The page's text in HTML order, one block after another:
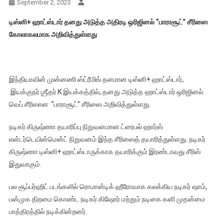
September 2, 2023
டிஸ்னி+ ஹாட்ஸ்டார் தனது அடுத்த அதிரடி ஒரிஜினல் “பாராசூட்” சீரிஸை
கோலாகலமாக அறிவித்துள்ளது
இந்தியாவின் முன்னணி ஸ்ட்ரீமிங் தளமான டிஸ்னி+ ஹாட்ஸ்டார்,
இயக்குநர் ஶ்ரீதர்.K இயக்கத்தில், தனது அடுத்த ஹாட்ஸ்டார் ஒரிஜினல்
வெப் சீரிஸான “பாராசூட்” சீரிஸை அறிவித்துள்ளது.
நடிகர் கிருஷ்ணா தயாரிப்பு நிறுவனமான ட்ரைபல் ஹார்ஸ்
என்டர்டெயின்மென்ட் நிறுவனம் இந்த சீரிஸைத் தயாரித்துள்ளது. நடிகர்
கிருஷ்ணா டிஸ்னி+ ஹாட்ஸ்டாருக்காக தயாரிக்கும் இரண்டாவது சீரிஸ்
இதுவாகும்.
பல சூப்பர்ஹிட் படங்களில் ரொமான்டிக் ஹீரோவாக கலக்கிய நடிகர் ஷாம்,
பன்முக திறமை கொண்ட நடிகர் கிஷோர் மற்றும் நடிகை கனி முதன்மை
பாத்திரத்தில் நடிக்கின்றனர்.